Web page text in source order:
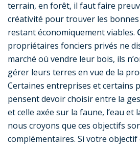
terrain, en forêt, il faut faire
créativité pour trouver les
restant économiquement viables.
propriétaires fonciers privés ne
marché où vendre leur bois, ils
gérer leurs terres en vue de la
Certaines entreprises et certains
pensent devoir choisir entre la
et celle axée sur la faune, l’eau et
nous croyons que ces objectifs
complémentaires. Si votre